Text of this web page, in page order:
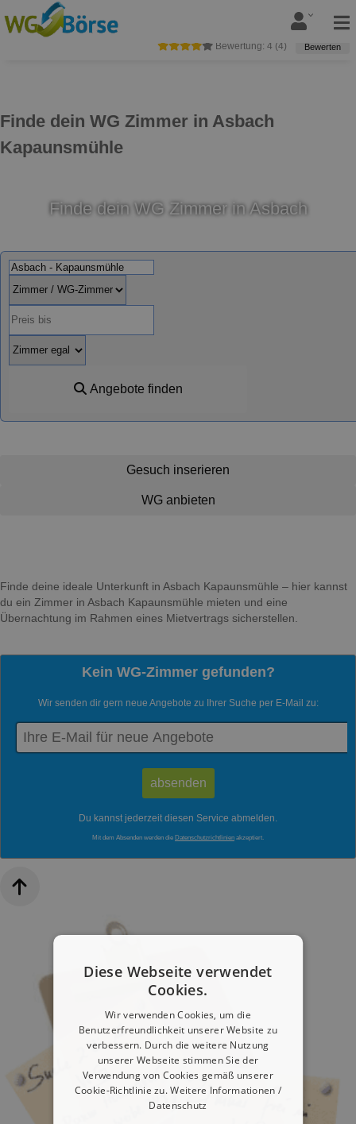
Finde dein WG Zimmer in Asbach
Kapaunsmühle
Bewertung: 4 (4) Bewerten
Finde dein WG Zimmer in Asbach
Angebote finden
Gesuch inserieren
WG anbieten
Finde deine ideale Unterkunft in Asbach Kapaunsmühle – hier kannst
du ein Zimmer in Asbach Kapaunsmühle mieten und eine
Übernachtung im Rahmen eines Mietvertrags sicherstellen.
Kein WG-Zimmer gefunden?
Wir senden dir gern neue Angebote zu Ihrer Suche per E-Mail zu:
Du kannst jederzeit diesen Service abmelden.
Mit dem Absenden werden die Datenschutzrichtlinien akzeptiert.
Diese Webseite verwendet
Cookies.
Wir verwenden Cookies, um die
Benutzerfreundlichkeit unserer Website zu
verbessern. Durch die weitere Nutzung
unserer Webseite stimmen Sie der
Verwendung von Cookies gemäß unserer
Cookie-Richtlinie zu.Weitere Informationen /
Datenschutz